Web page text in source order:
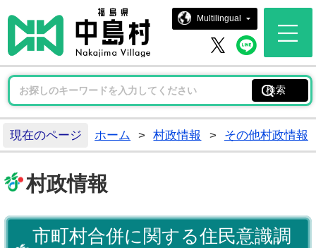
中島村ホ
Multilingual
中島村 X中島
現在のページ ホーム > 村政情報 > その他村政情報
村政情報
市町村合併に関する住民意識調